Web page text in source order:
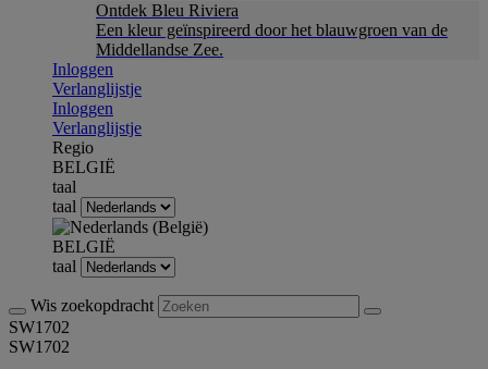
Ontdek Bleu Riviera
Een kleur geïnspireerd door het blauwgroen van de
Middellandse Zee.
Inloggen
Verlanglijstje
Inloggen
Verlanglijstje
Regio
BELGIË
taal
taal
BELGIË
taal
Wis zoekopdracht
SW1702
SW1702